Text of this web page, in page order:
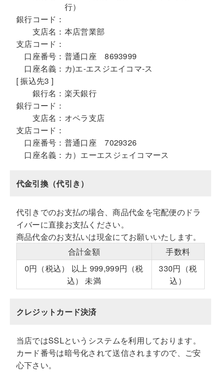
行）
銀行コード：
支店名： 本店営業部
支店コード：
口座番号： 普通口座 8693999
口座名義： カ)エ-エスジエイコマ-ス
[ 振込先3 ]
銀行名： 楽天銀行
銀行コード：
支店名： オペラ支店
支店コード：
口座番号： 普通口座 7029326
口座名義： カ）エーエスジェイコマース
代金引換（代引き）
代引きでのお支払の場合、商品代金を宅配便のドラ
イバーに直接お支払ください。
商品代金のお支払いは現金にてお願いいたします。
合計金額
手数料
0円（税込） 以上 999,999円（税
込） 未満
330円（税
込）
クレジットカード決済
当店ではSSLというシステムを利用しております。
カード番号は暗号化されて送信されますので、ご安
心下さい。